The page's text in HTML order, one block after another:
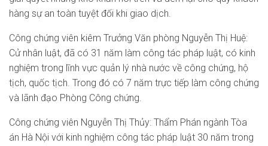
hàng sự an toàn tuyệt đối khi giao dịch.
Công chứng viên kiêm Trưởng Văn phòng Nguyễn Thị Huệ:
Cử nhân luật, đã có 31 năm làm công tác pháp luật, có kinh
nghiệm trong lĩnh vực quản lý nhà nước về công chứng, hộ
tịch, quốc tịch. Trong đó có 7 năm trực tiếp làm công chứng
và lãnh đạo Phòng Công chứng.
Công chứng viên Nguyễn Thị Thủy: Thẩm Phán ngành Tòa
án Hà Nội với kinh nghiệm công tác pháp luật 30 năm trong